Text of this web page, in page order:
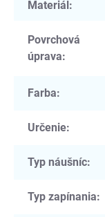
Materiál:
Povrchová
úprava:
Farba:
Určenie:
Typ náušníc:
Typ zapínania: